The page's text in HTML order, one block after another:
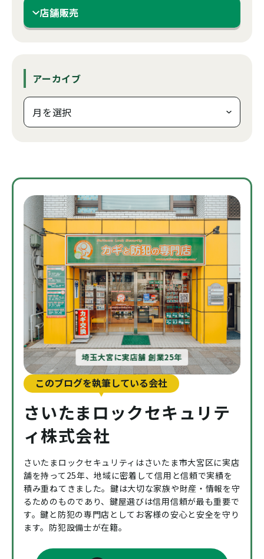
店舗販売
アーカイブ
埼玉大宮に実店舗 創業25年
このブログを執筆している会社
さいたまロックセキュリテ
ィ株式会社
さいたまロックセキュリティはさいたま市大宮区に実店
舗を持って25年、地域に密着して信用と信頼で実績を
積み重ねてきました。鍵は大切な家族や財産・情報を守
るためのものであり、鍵屋選びは信用信頼が最も重要で
す。鍵と防犯の専門店としてお客様の安心と安全を守り
ます。防犯設備士が在籍。